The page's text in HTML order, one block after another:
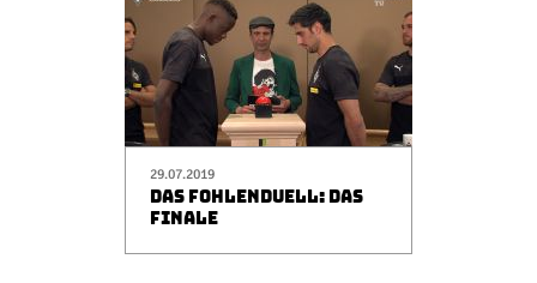
29.07.2019
DAS FOHLENDUELL: DAS
FINALE